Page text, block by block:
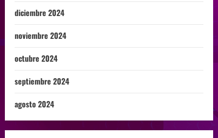
diciembre 2024
noviembre 2024
octubre 2024
septiembre 2024
agosto 2024